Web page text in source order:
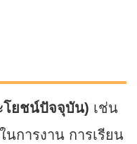
โยชน์ปัจจุบัน) เช่น
นการงาน การเรียน